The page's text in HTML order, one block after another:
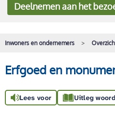
Deelnemenaan het
Inwoners en ondernemers
Erfgoed en
Lees voor Uitleg